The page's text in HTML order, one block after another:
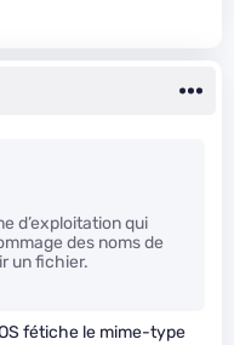
d’exploitation qui
des noms de
un fichier.
fétiche le mime-type